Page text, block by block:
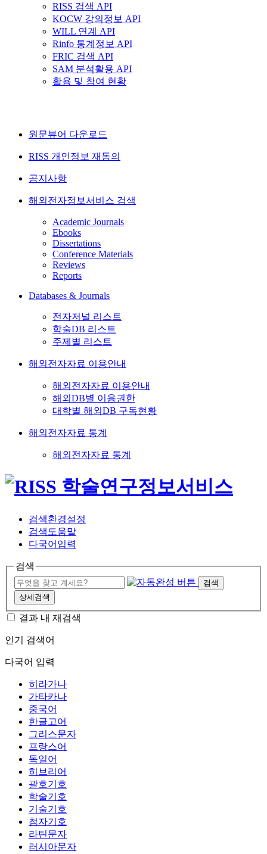
RISS 검색 API
KOCW 강의정보 API
WILL 연계 API
Rinfo 통계정보 API
FRIC 검색 API
SAM 분석활용 API
활용 및 참여 현황
원문뷰어 다운로드
RISS 개인정보 재동의
공지사항
해외전자정보서비스 검색
Academic Journals
Ebooks
Dissertations
Conference Materials
Reviews
Reports
Databases & Journals
전자저널 리스트
학술DB 리스트
주제별 리스트
해외전자자료 이용안내
해외전자자료 이용안내
해외DB별 이용권한
대학별 해외DB 구독현황
해외전자자료 통계
해외전자자료 통계
검색환경설정
검색도움말
다국어입력
검색
검색
상세검색
결과 내 재검색
인기 검색어
다국어 입력
히라가나
가타카나
중국어
한글고어
그리스문자
프랑스어
독일어
히브리어
괄호기호
학술기호
기술기호
첨자기호
라틴문자
러시아문자